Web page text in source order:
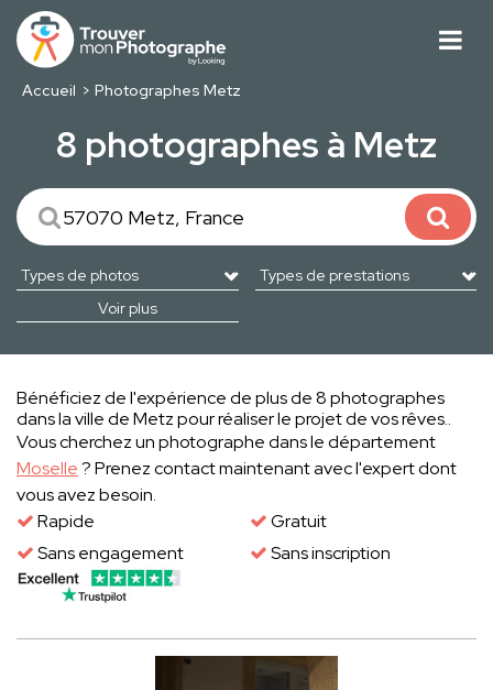
Accueil Photographes Metz
8 photographes à Metz
Voir plus
Bénéficiez de l'expérience de plus de 8 photographes
dans la ville de Metz pour réaliser le projet de vos rêves..
Vous cherchez un photographe dans le département
Moselle? Prenez contact maintenant avec l'expert dont
vous avez besoin.
Rapide
Gratuit
Sans engagement
Sans inscription